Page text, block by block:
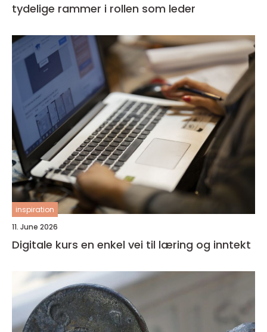
tydelige rammer i rollen som leder
inspiration
11. June 2026
Digitale kurs en enkel vei til læring og inntekt